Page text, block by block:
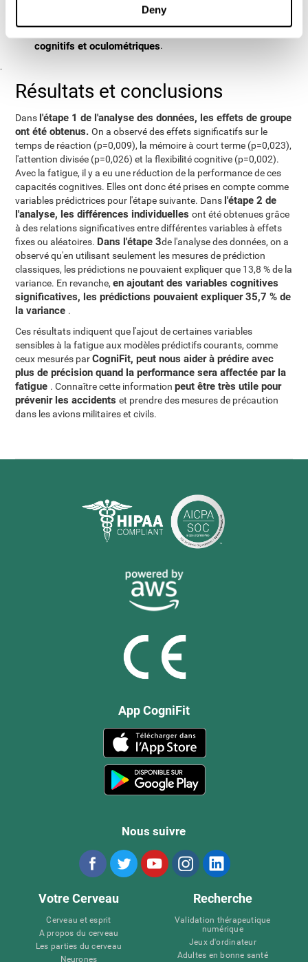
Deny
réalisée à partir des variables prédictrices significatives de
l'étape précédente. L'objectif était de
cognitifs et oculométriques.
.
Résultats et conclusions
Dans l'étape 1 de l'analyse des données, les effets de groupe
ont été obtenus.On a observé des effets significatifs sur le
temps de réaction (p=0,009), la mémoire à court terme (p=0,023),
l'attention divisée (p=0,026) et la flexibilité cognitive (p=0,002).
Avec la fatigue, il y a eu une réduction de la performance de ces
capacités cognitives. Elles ont donc été prises en compte comme
variables prédictrices pour l'étape suivante. Dans l'étape 2 de
l'analyse, les différences individuellesont été obtenues grâce
à des relations significatives entre différentes variables à effets
fixes ou aléatoires. Dans l'étape 3de l'analyse des données, on a
observé qu'en utilisant seulement les mesures de prédiction
classiques, les prédictions ne pouvaient expliquer que 13,8 % de la
variance. En revanche,en ajoutant des variables cognitives
significatives, les prédictions pouvaient expliquer 35,7 % de
la variance .
Ces résultats indiquent que l'ajout de certaines variables
sensibles à la fatigue aux modèles prédictifs courants, comme
ceux mesurés parCogniFit, peut nous aider à prédire avec
plus de précision quand la performance sera affectée par la
fatigue . Connaître cette informationpeut être très utile pour
prévenir les accidentset prendre des mesures de précaution
dans les avions militaires et civils.
App CogniFit
Nous suivre
Votre Cerveau
Cerveau et esprit
A propos du cerveau
Les parties du cerveau
Neurones
Recherche
Validation thérapeutique
numérique
Jeux d'ordinateur
Adultes en bonne santé